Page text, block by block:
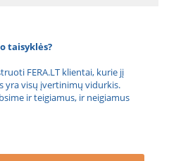
taisyklės?
FERA.LT klientai, kurie jį
yra visų įvertinimų vidurkis.
ir teigiamus, ir neigiamus